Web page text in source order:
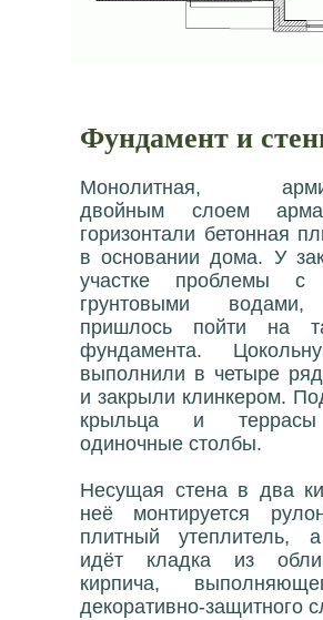
Фундамент и
Монолитная,
двойным слоем
горизонтали бетонная
в основании дома. У
участке проблемы с
грунтовыми водами,
пришлось пойти на
фундамента.
выполнили в четыре
и закрыли клинкером.
крыльца и
одиночные столбы.
Несущая стена в два
неё монтируется
плитный утеплитель,
идёт кладка из
кирпича,
декоративно-защитного